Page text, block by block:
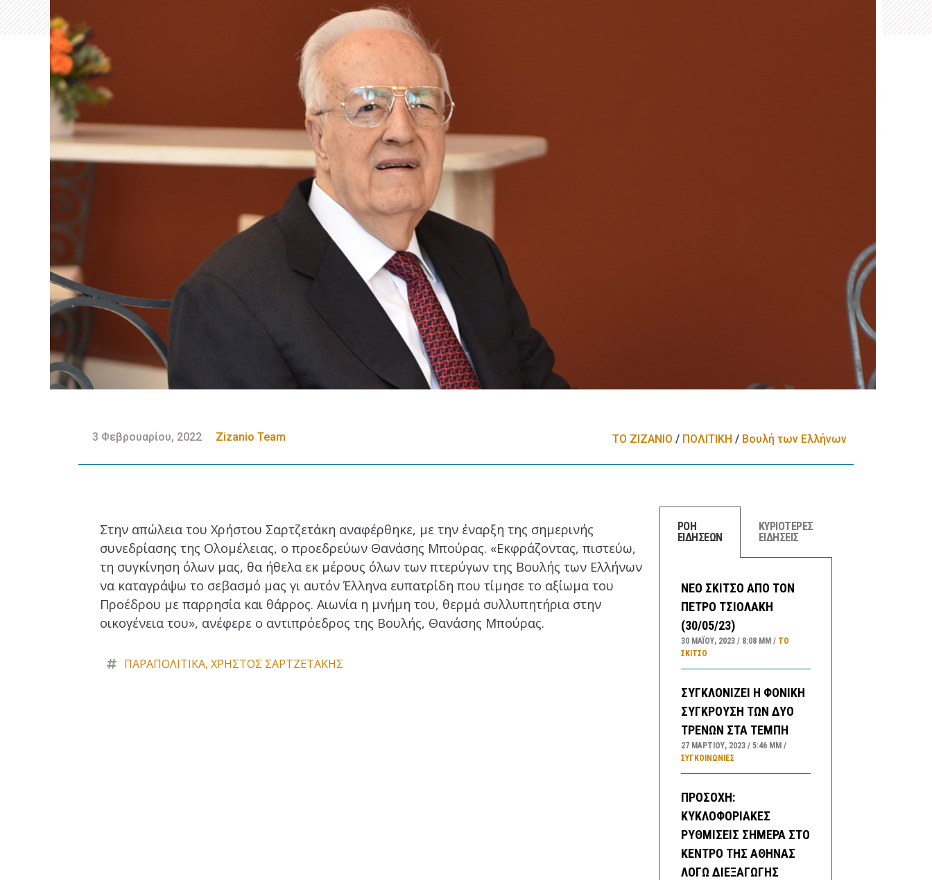
3 Φεβρουαρίου, 2022 Zizanio Team ΤΟ ΖΙΖΑΝΙΟ / ΠΟΛΙΤΙΚΗ / Βουλή των Ελλήνων
Στην απώλεια του Χρήστου Σαρτζετάκη αναφέρθηκε, με την έναρξη της σημερινής
συνεδρίασης της Ολομέλειας, ο προεδρεύων Θανάσης Μπούρας. «Εκφράζοντας, πιστεύω,
τη συγκίνηση όλων μας, θα ήθελα εκ μέρους όλων των πτερύγων της Βουλής των Ελλήνων
να καταγράψω το σεβασμό μας γι αυτόν Έλληνα ευπατρίδη που τίμησε το αξίωμα του
Προέδρου με παρρησία και θάρρος. Αιωνία η μνήμη του, θερμά συλλυπητήρια στην
οικογένεια του», ανέφερε ο αντιπρόεδρος της Βουλής, Θανάσης Μπούρας.
ΠΑΡΑΠΟΛΙΤΙΚΑ,ΧΡΗΣΤΟΣ ΣΑΡΤΖΕΤΑΚΗΣ
ΡΟΗ
ΕΙΔΗΣΕΩΝ
ΚΥΡΙΟΤΕΡΕΣ
ΕΙΔΗΣΕΙΣ
ΝΕΟ ΣΚΙΤΣΟ ΑΠΟ ΤΟΝ
ΠΕΤΡΟ ΤΣΙΟΛΑΚΗ
(30/05/23)
30 ΜΑΪ́ΟΥ, 2023 8:08 ΜΜ
ΤΟ
ΣΚΊΤΣΟ
ΣΥΓΚΛΟΝΙΖΕΙ Η ΦΟΝΙΚΗ
ΣΥΓΚΡΟΥΣΗ ΤΩΝ ΔΥΟ
ΤΡΕΝΩΝ ΣΤΑ ΤΕΜΠΗ
27 ΜΑΡΤΊΟΥ, 2023 5:46 ΜΜ
ΣΥΓΚΟΙΝΩΝΊΕΣ
ΠΡΟΣΟΧΗ:
ΚΥΚΛΟΦΟΡΙΑΚΕΣ
ΡΥΘΜΙΣΕΙΣ ΣΗΜΕΡΑ ΣΤΟ
ΚΕΝΤΡΟ ΤΗΣ ΑΘΗΝΑΣ
ΛΟΓΩ ΔΙΕΞΑΓΩΓΗΣ